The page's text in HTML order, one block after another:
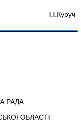
І.І.Куруч
РАДА
ОБЛАСТІ